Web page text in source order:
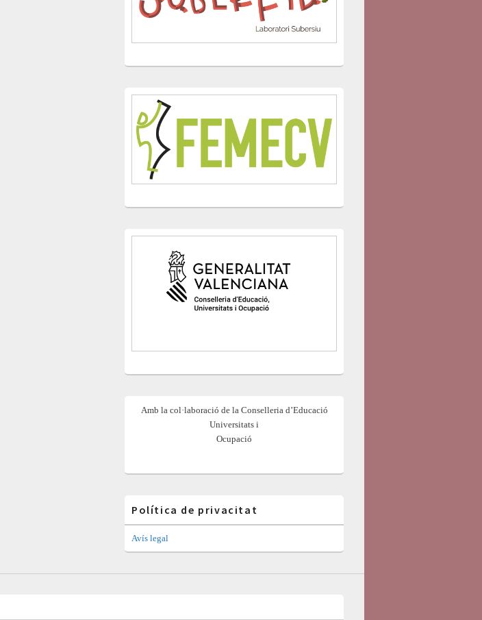
Amb la col·laboració de la Conselleria d’Educació
Universitats i
Ocupació
Política de privacitat
Avís legal